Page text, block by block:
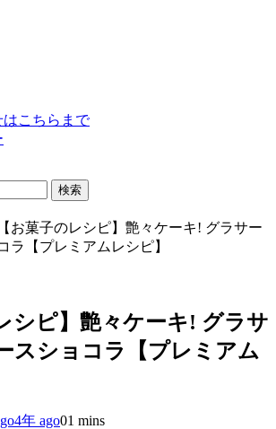
こちらまで
【お菓子のレシピ】艶々ケーキ! グラサー
ラ【プレミアムレシピ】
シピ】艶々ケーキ! グラサ
スショコラ【プレミアム
4年 ago01 mins